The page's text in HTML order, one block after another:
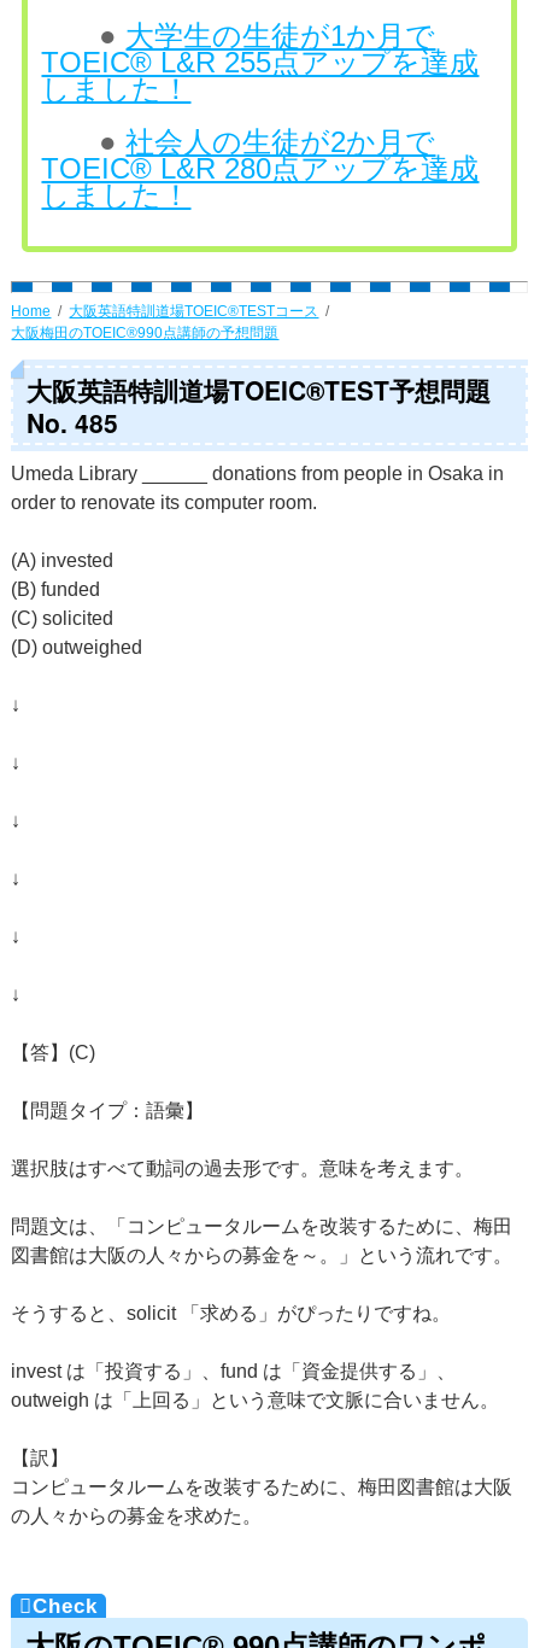
● 大学生の生徒が1か月で
TOEIC® L&R 255点アップを達成
しました！
●社会人の生徒が2か月で
TOEIC® L&R 280点アップを達成
しました！
Home
大阪英語特訓道場TOEIC®TESTコース
大阪梅田のTOEIC®990点講師の予想問題
大阪英語特訓道場TOEIC®TEST予想問題
No. 485
Umeda Library ______ donations from people in Osaka in
order to renovate its computer room.
(A) invested
(B) funded
(C) solicited
(D) outweighed
↓
↓
↓
↓
↓
↓
【答】(C)
【問題タイプ：語彙】
選択肢はすべて動詞の過去形です。意味を考えます。
問題文は、「コンピュータルームを改装するために、梅田
図書館は大阪の人々からの募金を～。」という流れです。
そうすると、solicit 「求める」がぴったりですね。
invest は「投資する」、fund は「資金提供する」、
outweigh は「上回る」という意味で文脈に合いません。
【訳】
コンピュータルームを改装するために、梅田図書館は大阪
の人々からの募金を求めた。